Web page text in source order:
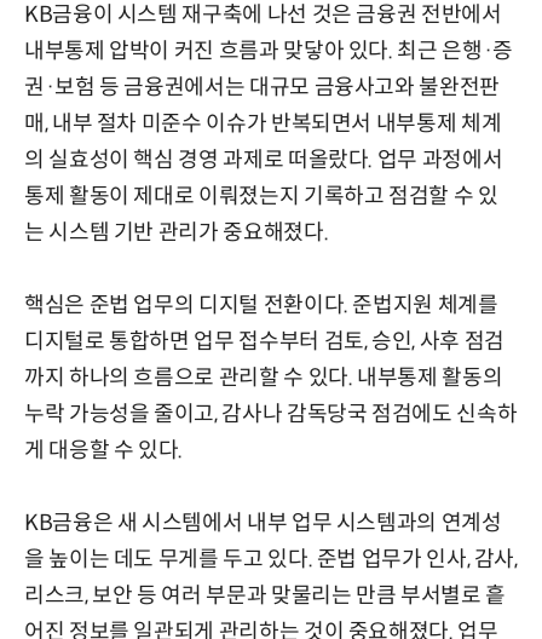
KB금융이 시스템 재구축에 나선 것은 금융권 전반에서
내부통제 압박이 커진 흐름과 맞닿아 있다. 최근 은행·증
권·보험 등 금융권에서는 대규모 금융사고와 불완전판
매, 내부 절차 미준수 이슈가 반복되면서 내부통제 체계
의 실효성이 핵심 경영 과제로 떠올랐다. 업무 과정에서
통제 활동이 제대로 이뤄졌는지 기록하고 점검할 수 있
는 시스템 기반 관리가 중요해졌다.
핵심은 준법 업무의 디지털 전환이다. 준법지원 체계를
디지털로 통합하면 업무 접수부터 검토, 승인, 사후 점검
까지 하나의 흐름으로 관리할 수 있다. 내부통제 활동의
누락 가능성을 줄이고, 감사나 감독당국 점검에도 신속하
게 대응할 수 있다.
KB금융은 새 시스템에서 내부 업무 시스템과의 연계성
을 높이는 데도 무게를 두고 있다. 준법 업무가 인사, 감사,
리스크, 보안 등 여러 부문과 맞물리는 만큼 부서별로 흩
어진 정보를 일관되게 관리하는 것이 중요해졌다. 업무